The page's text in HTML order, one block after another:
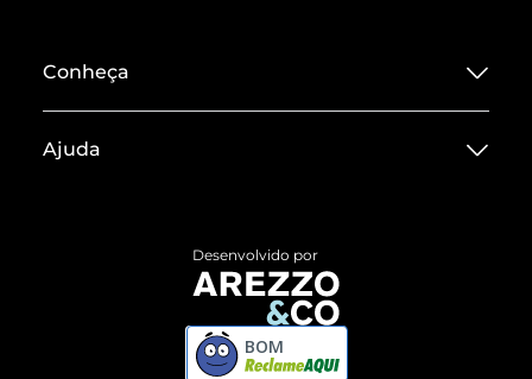
Conheça
Termos de Uso
ZZ MALL é confiável
Ajuda
Devolução do Produto
Compre pelo WhatsApp
Desenvolvido por
BOM